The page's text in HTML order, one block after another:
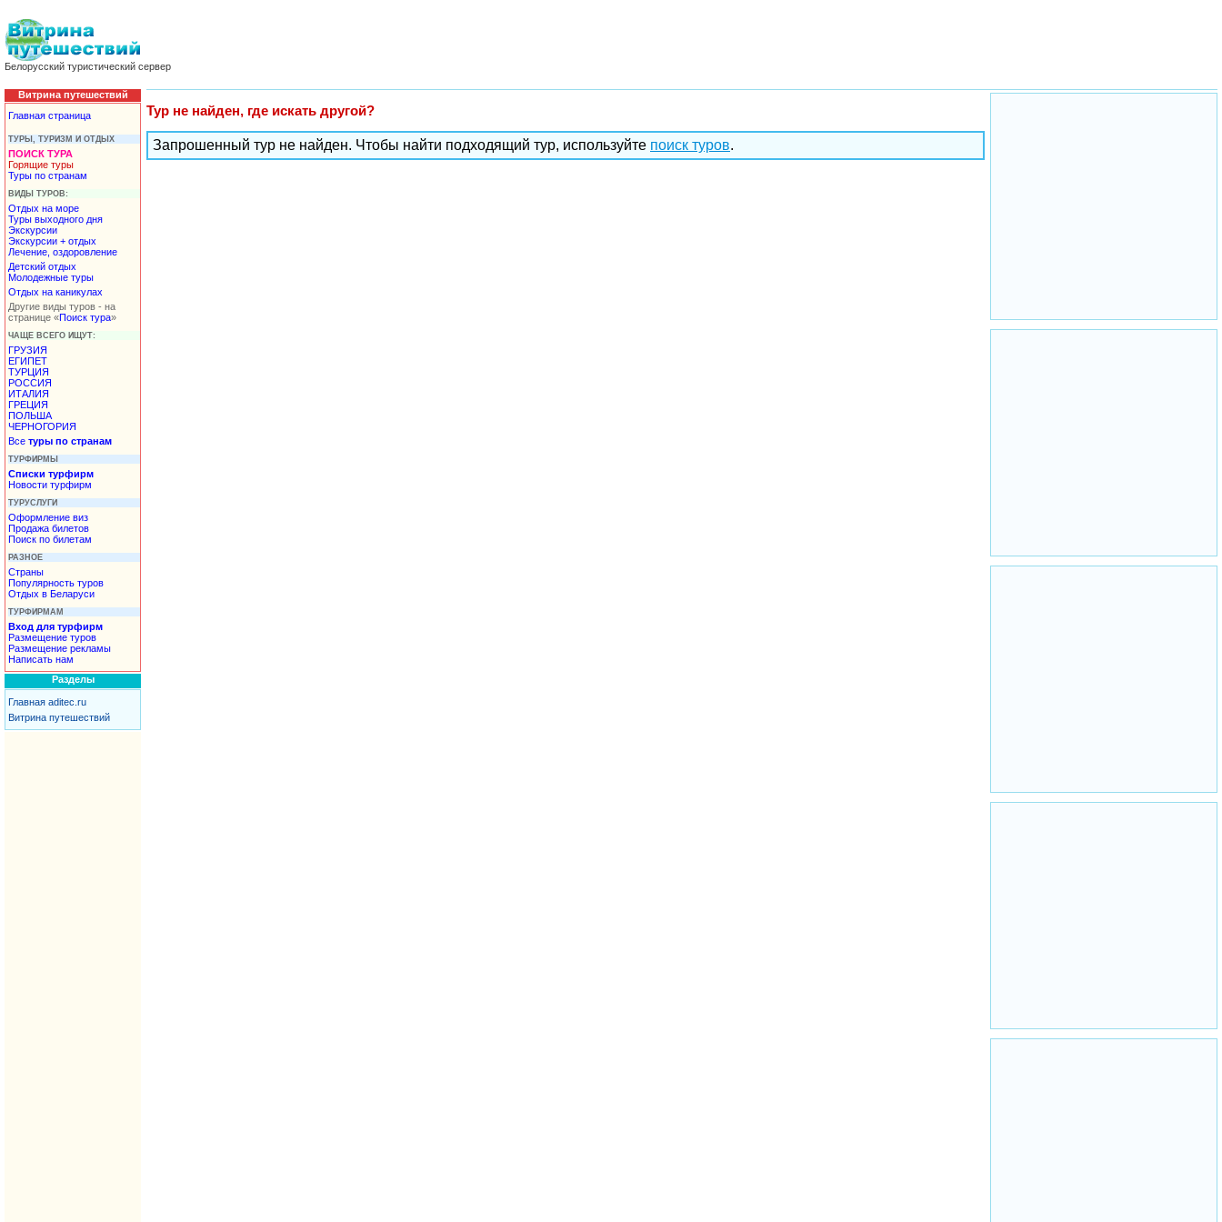
Белорусский туристический сервер
Витрина путешествий
Главная страница
ТУРЫ, ТУРИЗМ И ОТДЫХ
ПОИСК ТУРА
Горящие туры
Туры по странам
ВИДЫ ТУРОВ:
Отдых на море
Туры выходного дня
Экскурсии
Экскурсии + отдых
Лечение, оздоровление
Детский отдых
Молодежные туры
Отдых на каникулах
Другие виды туров - на
странице «Поиск тура»
ЧАЩЕ ВСЕГО ИЩУТ:
ГРУЗИЯ
ЕГИПЕТ
ТУРЦИЯ
РОССИЯ
ИТАЛИЯ
ГРЕЦИЯ
ПОЛЬША
ЧЕРНОГОРИЯ
Все туры по странам
ТУРФИРМЫ
Списки турфирм
Новости турфирм
ТУРУСЛУГИ
Оформление виз
Продажа билетов
Поиск по билетам
РАЗНОЕ
Страны
Популярность туров
Отдых в Беларуси
ТУРФИРМАМ
Вход для турфирм
Размещение туров
Размещение рекламы
Написать нам
Разделы
Главная aditec.ru
Витрина путешествий
Тур не найден, где искать другой?
Запрошенный тур не найден. Чтобы найти подходящий тур, используйте поиск туров.